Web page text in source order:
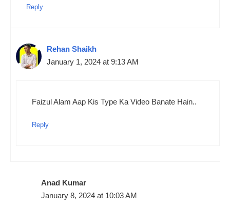
Reply
Rehan Shaikh
January 1, 2024 at 9:13 AM
Faizul Alam Aap Kis Type Ka Video Banate Hain..
Reply
Anad Kumar
January 8, 2024 at 10:03 AM